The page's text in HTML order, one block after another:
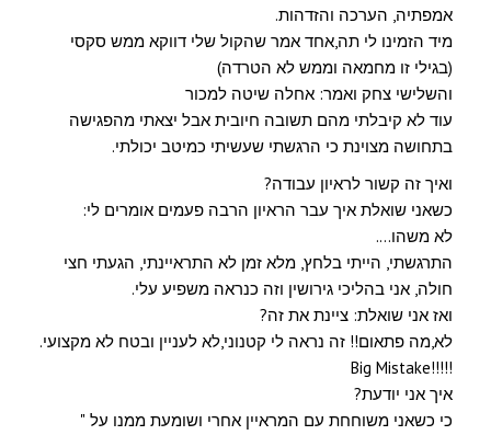
אמפתיה, הערכה והזדהות.
מיד הזמינו לי תה,אחד אמר שהקול שלי דווקא ממש סקסי
(בגילי זו מחמאה וממש לא הטרדה)
והשלישי צחק ואמר: אחלה שיטה למכור
עוד לא קיבלתי מהם תשובה חיובית אבל יצאתי מהפגישה
בתחושה מצוינת כי הרגשתי שעשיתי כמיטב יכולתי.
ואיך זה קשור לראיון עבודה?
כשאני שואלת איך עבר הראיון הרבה פעמים אומרים לי:
לא משהו….
התרגשתי, הייתי בלחץ, מלא זמן לא התראיינתי, הגעתי חצי
חולה, אני בהליכי גירושין וזה כנראה משפיע עלי.
ואז אני שואלת: ציינת את זה?
לא,מה פתאום!! זה נראה לי קטנוני,לא לעניין ובטח לא מקצועי.
!!!!!Big Mistake
איך אני יודעת?
כי כשאני משוחחת עם המראיין אחרי ושומעת ממנו על "